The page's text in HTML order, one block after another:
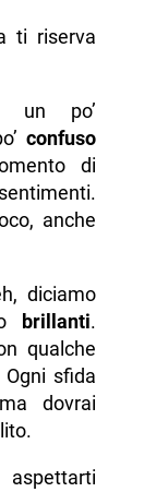
ti riserva
un po’
confuso
di
anche
diciamo
brillanti.
qualche
sfida
dovrai